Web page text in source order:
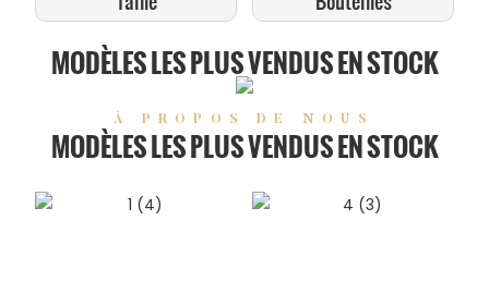
MODÈLES LES PLUS VENDUS EN STOCK
À PROPOS DE NOUS
MODÈLES LES PLUS VENDUS EN STOCK